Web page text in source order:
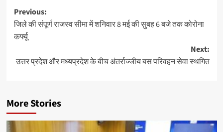
Post
navigation
Previous:
जिले की संपूर्ण राजस्व सीमा में शनिवार 8 मई की सुबह 6 बजे तक कोरोना
कर्फ्यू
Next:
उत्तर प्रदेश और मध्यप्रदेश के बीच अंतर्राज्जीय बस परिवहन सेवा स्थगित
More Stories